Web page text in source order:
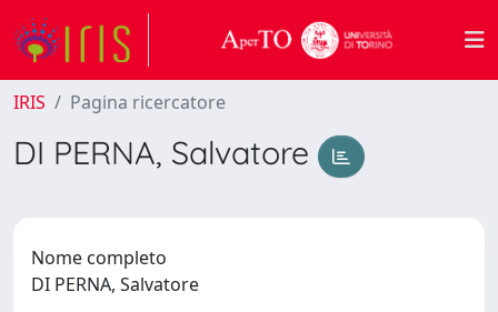
IRIS Pagina ricercatore
DI PERNA, Salvatore
Nome completo
DI PERNA, Salvatore